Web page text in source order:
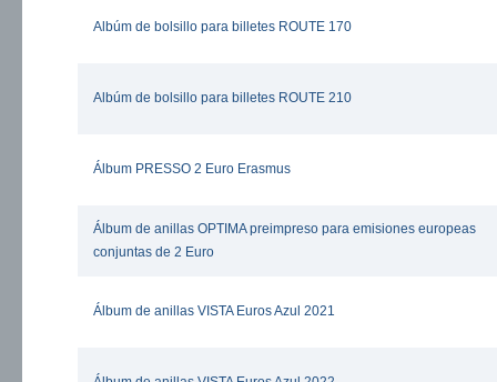
Albúm de bolsillo para billetes ROUTE 170
Albúm de bolsillo para billetes ROUTE 210
Álbum PRESSO 2 Euro Erasmus
Álbum de anillas OPTIMA preimpreso para emisiones europeas
conjuntas de 2 Euro
Álbum de anillas VISTA Euros Azul 2021